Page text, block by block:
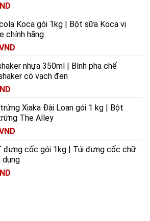
Koca gói 1kg | Bột sữa Koca vị
chính hãng
nhựa 350ml | Bình pha chế
có vạch đen
Xiaka Đài Loan gói 1 kg | Bột
The Alley
đựng cốc gói 1kg | Túi đựng cốc chữ
dụng